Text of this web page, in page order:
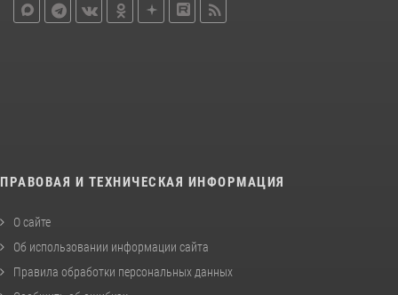
ПРАВОВАЯ И ТЕХНИЧЕСКАЯ ИНФОРМАЦИЯ
О сайте
Об использовании информации сайта
Правила обработки персональных данных